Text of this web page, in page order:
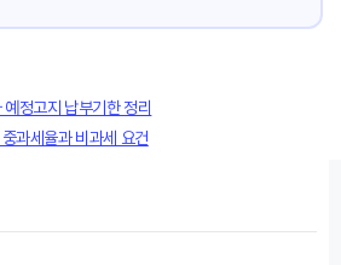
정고지 납부기한 정리
과세율과 비과세 요건